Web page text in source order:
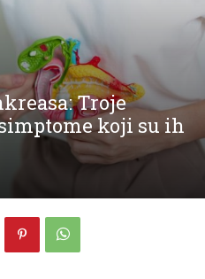
Troje
koji su ih